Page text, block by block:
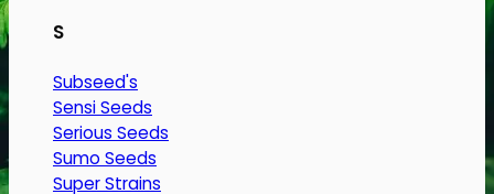
S
Subseed's
Sensi Seeds
Serious Seeds
Sumo Seeds
Super Strains